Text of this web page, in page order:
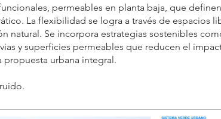
permeables en planta baja, que
La flexibilidad se logra a través de espacios
natural. Se incorpora estrategias sostenibles
y superficies permeables que reducen el
propuesta urbana integral.